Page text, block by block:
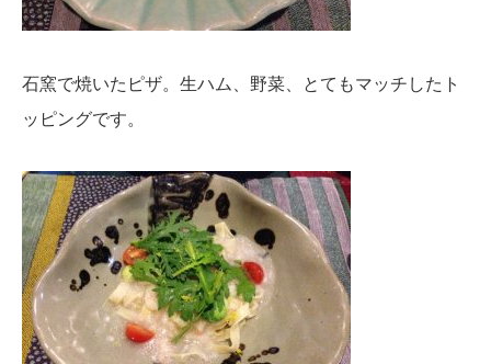
石窯で焼いたピザ。生ハム、野菜、とてもマッチしたト
ッピングです。